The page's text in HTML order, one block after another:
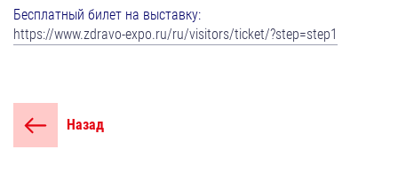
Бесплатный билет на выставку:
https://www.zdravo-expo.ru/ru/visitors/ticket/?step=step1
Назад